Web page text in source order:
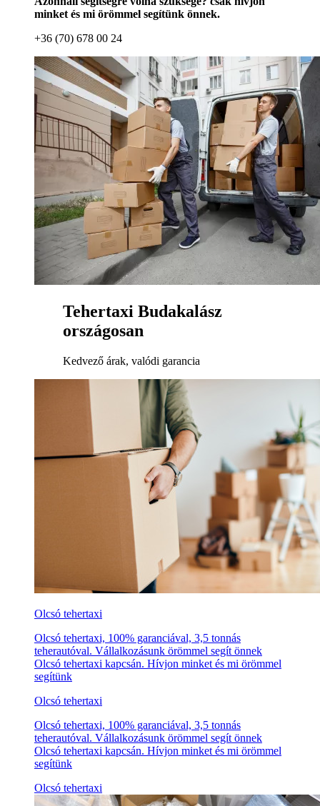
minket és mi örömmel segítünk önnek.
+36 (70) 678 00 24
Tehertaxi Budakalász
országosan
Kedvező árak, valódi garancia
Olcsó tehertaxi
Olcsó tehertaxi, 100% garanciával, 3,5 tonnás
teherautóval. Vállalkozásunk örömmel segít önnek
Olcsó tehertaxi kapcsán. Hívjon minket és mi örömmel
segítünk
Olcsó tehertaxi
Olcsó tehertaxi, 100% garanciával, 3,5 tonnás
teherautóval. Vállalkozásunk örömmel segít önnek
Olcsó tehertaxi kapcsán. Hívjon minket és mi örömmel
segítünk
Olcsó tehertaxi